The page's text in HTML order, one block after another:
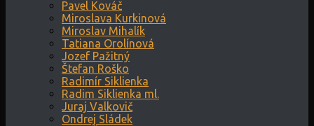
Pavel Kováč
Miroslava Kurkinová
Miroslav Mihalík
Tatiana Orolínová
Jozef Pažitný
Štefan Roško
Radimír Siklienka
Radim Siklienka ml.
Juraj Valkovič
Ondrej Sládek